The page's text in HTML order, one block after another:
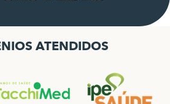
ATENDIDOS